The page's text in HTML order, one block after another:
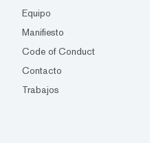
Equipo
Manifiesto
Code of Conduct
Contacto
Trabajos